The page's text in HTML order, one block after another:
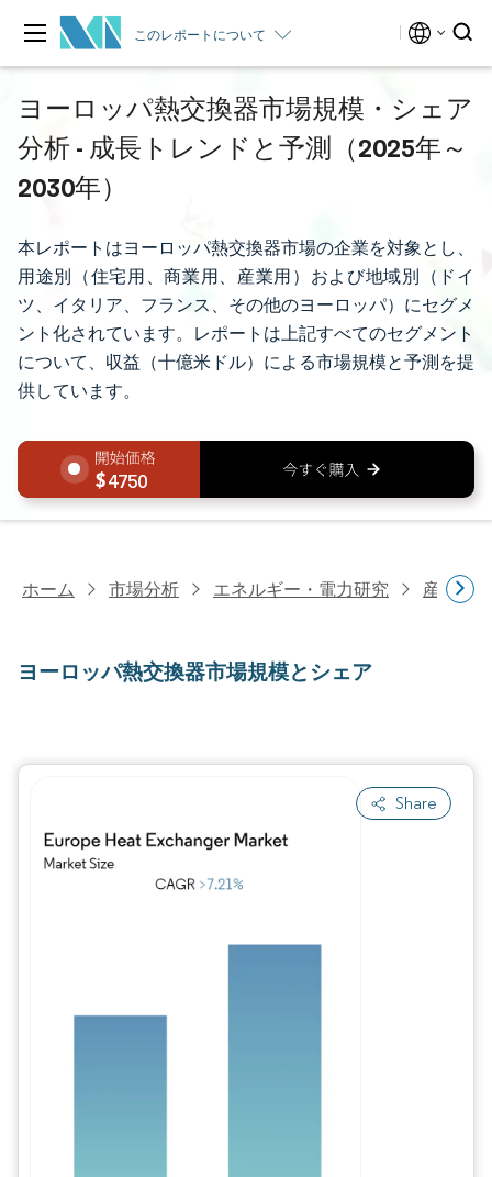
このレポートについて
ヨーロッパ熱交換器市場規模・シェア
分析 - 成長トレンドと予測（2025年～
2030年）
本レポートはヨーロッパ熱交換器市場の企業を対象とし、
用途別（住宅用、商業用、産業用）および地域別（ドイ
ツ、イタリア、フランス、その他のヨーロッパ）にセグメ
ント化されています。レポートは上記すべてのセグメント
について、収益（十億米ドル）による市場規模と予測を提
供しています。
4750
ホーム 市場分析 エネルギー・電力研究 産業機
ヨーロッパ熱交換器市場規模とシェア
Share